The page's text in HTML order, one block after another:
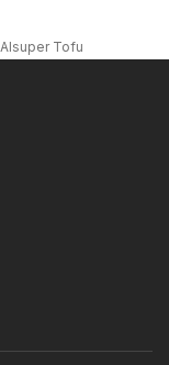
Alsuper Tofu